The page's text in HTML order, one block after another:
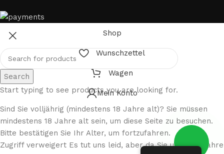
Search
Start typing to see products you are looking for.
Shop
Wunschzettel
Wagen
Mein Konto
Sind Sie volljährig (mindestens 18 Jahre alt)? Sie müssen
mindestens 18 Jahre alt sein, um diese Seite zu besuchen.
Bitte bestätigen Sie Ihr Alter, um fortzufahren.
Zugriff verweigert Es tut uns leid, aber da Sie unter 18 Jahre